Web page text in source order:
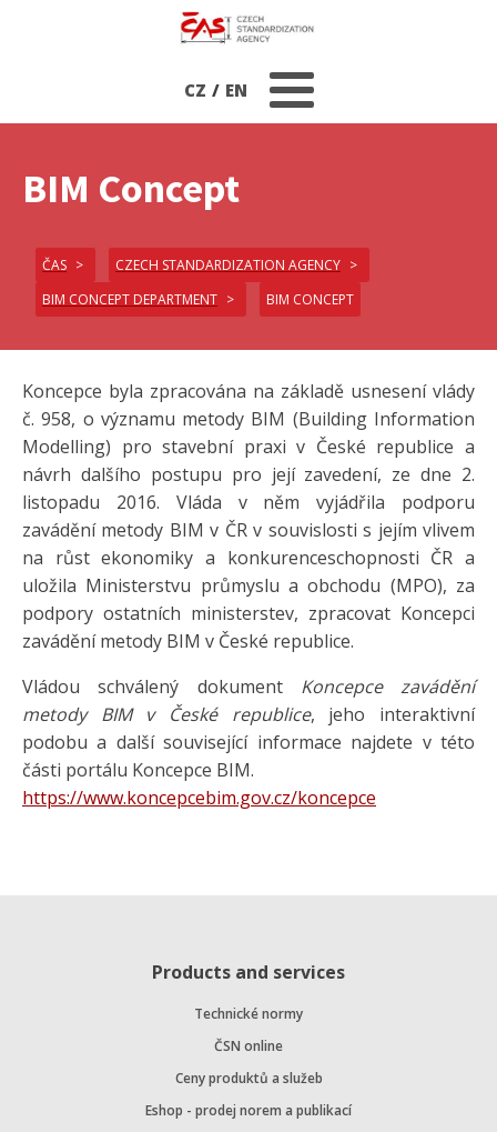
CZ / EN
BIM Concept
ČAS
CZECH STANDARDIZATION AGENCY
BIM CONCEPT DEPARTMENT
BIM CONCEPT
Koncepce byla zpracována na základě usnesení vlády
č. 958, o významu metody BIM (Building Information
Modelling) pro stavební praxi v České republice a
návrh dalšího postupu pro její zavedení, ze dne 2.
listopadu 2016. Vláda v něm vyjádřila podporu
zavádění metody BIM v ČR v souvislosti s jejím vlivem
na růst ekonomiky a konkurenceschopnosti ČR a
uložila Ministerstvu průmyslu a obchodu (MPO), za
podpory ostatních ministerstev, zpracovat Koncepci
zavádění metody BIM v České republice.
Vládou schválený dokument Koncepce zavádění
metody BIM v České republice, jeho interaktivní
podobu a další související informace najdete v této
části portálu Koncepce BIM.
https://www.koncepcebim.gov.cz/koncepce
Products and services
Technické normy
ČSN online
Ceny produktů a služeb
Eshop - prodej norem a publikací